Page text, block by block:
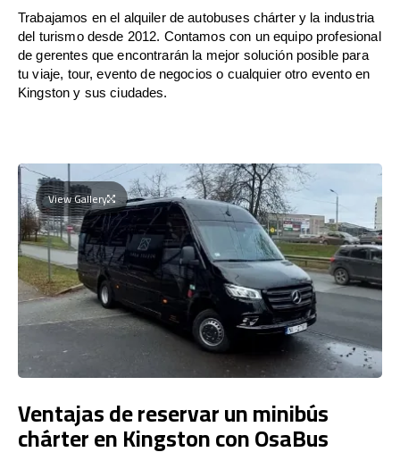
Trabajamos en el alquiler de autobuses chárter y la industria
del turismo desde 2012. Contamos con un equipo profesional
de gerentes que encontrarán la mejor solución posible para
tu viaje, tour, evento de negocios o cualquier otro evento en
Kingston y sus ciudades.
View Gallery
Ventajas de reservar un minibús
chárter en Kingston con OsaBus